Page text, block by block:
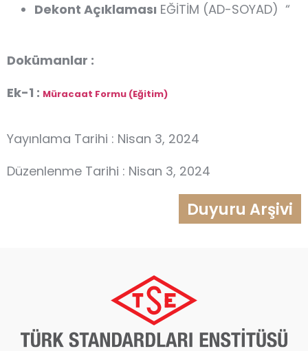
Dekont Açıklaması EĞİTİM (AD-SOYAD) “
Dokümanlar :
Ek-1 : Müracaat Formu (Eğitim)
Yayınlama Tarihi : Nisan 3, 2024
Düzenlenme Tarihi : Nisan 3, 2024
Duyuru Arşivi